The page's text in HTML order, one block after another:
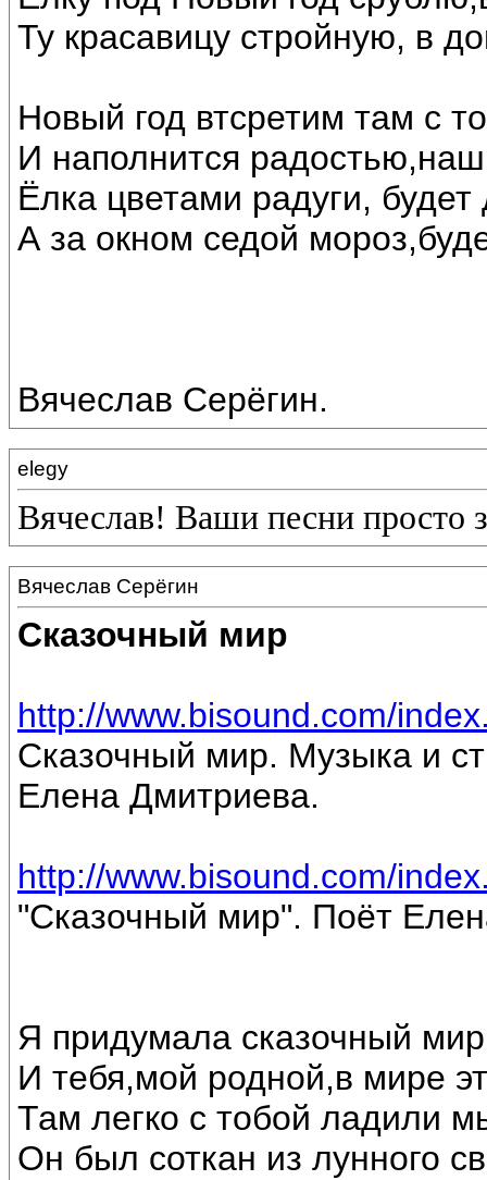
Ту красавицу стройную, в
Новый год втсретим там с
И наполнится
Ёлка цветами радуги,
А за окном седой
Вячеслав Серёгин.
elegy
Вячеслав! Ваши песни просто
Вячеслав Серёгин
Сказочный мир
http://www.bisound.com/
Сказочный мир. Музыка и
Елена Дмитриева.
http://www.bisound.com/
"Сказочный мир". Поёт
Я придумала сказочный
И тебя,мой родной,в мире
Там легко с тобой ладили
Он был соткан из лунного